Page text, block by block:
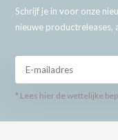
Schrijf je in voor onze
nieuwe productreleases,
* Lees hier de wettelijke